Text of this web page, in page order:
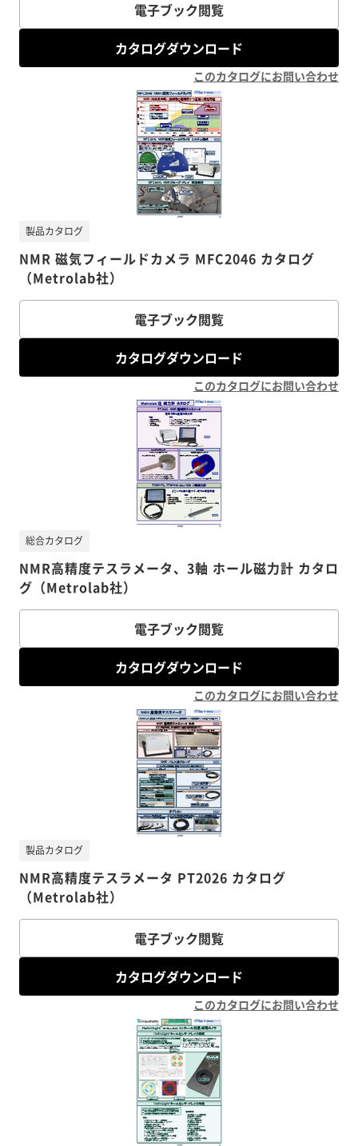
電子ブック閲覧
カタログダウンロード
このカタログにお問い合わせ
NMR 磁気フィールドカメラ MFC2046 カタログ
（Metrolab社）
製品カタログ
電子ブック閲覧
カタログダウンロード
このカタログにお問い合わせ
NMR高精度テスラメータ、3軸 ホール磁力計 カタロ
グ（Metrolab社）
総合カタログ
電子ブック閲覧
カタログダウンロード
このカタログにお問い合わせ
NMR高精度テスラメータ PT2026 カタログ
（Metrolab社）
製品カタログ
電子ブック閲覧
カタログダウンロード
このカタログにお問い合わせ